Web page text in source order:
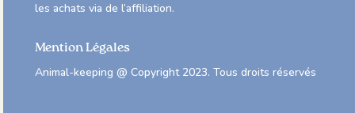
les achats via de l’affiliation.
Mention Légales
Animal-keeping @ Copyright 2023. Tous droits réservés